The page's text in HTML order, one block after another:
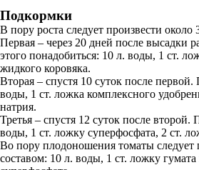
Подкормки
В пору роста следует произвести
Первая – через 20 дней после высадки
этого понадобиться: 10 л. воды, 1 ст.
жидкого коровяка.
Вторая – спустя 10 суток после первой.
воды, 1 ст. ложка комплексного
натрия.
Третья – спустя 12 суток после второй.
воды, 1 ст. ложку суперфосфата, 2 ст.
Во пору плодоношения томаты следует
составом: 10 л. воды, 1 ст. ложку